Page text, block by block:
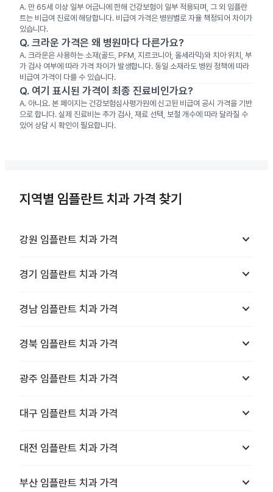
A. 만 65세 이상 일부 어금니에 한해 건강보험이 일부 적용되며, 그 외 임플란
트는 비급여 진료에 해당합니다. 비급여 가격은 병원별로 자율 책정되어 차이가
있습니다.
Q. 크라운 가격은 왜 병원마다 다른가요?
A. 크라운은 사용하는 소재(골드, PFM, 지르코니아, 올세라믹)와 치아 위치, 부
가 검사 여부에 따라 가격 차이가 발생합니다. 동일 소재라도 병원 정책에 따라
비급여 가격이 다를 수 있습니다.
Q. 여기 표시된 가격이 최종 진료비인가요?
A. 아니요. 본 페이지는 건강보험심사평가원에 신고된 비급여 공시 가격을 기반
으로 합니다. 실제 진료비는 추가 검사, 재료 선택, 보철 개수에 따라 달라질 수
있어 상담 시 확인이 필요합니다.
지역별 임플란트 치과 가격 찾기
강원 임플란트 치과 가격 keyboard_arrow_down
경기 임플란트 치과 가격 keyboard_arrow_down
경남 임플란트 치과 가격 keyboard_arrow_down
경북 임플란트 치과 가격 keyboard_arrow_down
광주 임플란트 치과 가격 keyboard_arrow_down
대구 임플란트 치과 가격 keyboard_arrow_down
대전 임플란트 치과 가격 keyboard_arrow_down
부산 임플란트 치과 가격 keyboard_arrow_down